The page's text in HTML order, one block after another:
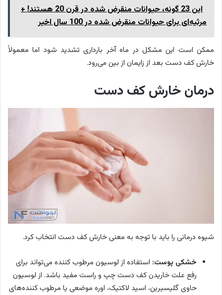
این 23 گونه، حیوانات منقرض شده در قرن 20 هستند! +
مرثیه‌ای برای حیوانات منقرض شده در 100 سال اخیر
ممکن است این مشکل در ماه آخر بارداری تشدید شود اما معمولاً
خارش کف دست بعد از زایمان از بین می‌رود.
درمان خارش کف دست
شیوه درمانی را باید با توجه به معنی خارش کف دست انتخاب کرد.
خشکی پوست: استفاده از لوسیون مرطوب کننده می‌تواند برای
رفع علت خاریدن کف دست چپ و راست مفید باشد. از لوسیون
حاوی گلیسیرین، اسید لاکتیک، اوره موضعی یا مرطوب کننده‌های